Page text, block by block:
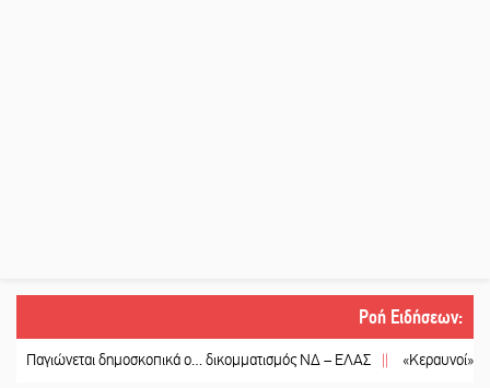
Ροή Ειδήσεων:
δημοσκοπικά ο… δικομματισμός ΝΔ – ΕΛΑΣ || «Κεραυνοί»